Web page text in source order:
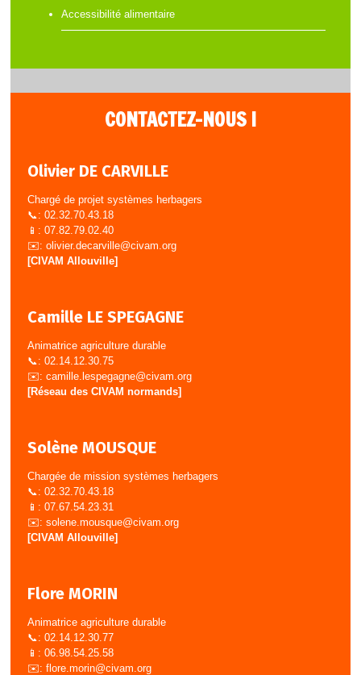
Accessibilité alimentaire
CONTACTEZ-NOUS !
Olivier DE CARVILLE
Chargé de projet systèmes herbagers
📞: 02.32.70.43.18
📱: 07.82.79.02.40
✉️: olivier.decarville@civam.org
[CIVAM Allouville]
Camille LE SPEGAGNE
Animatrice agriculture durable
📞: 02.14.12.30.75
✉️: camille.lespegagne@civam.org
[Réseau des CIVAM normands]
Solène MOUSQUE
Chargée de mission systèmes herbagers
📞: 02.32.70.43.18
📱: 07.67.54.23.31
✉️: solene.mousque@civam.org
[CIVAM Allouville]
Flore MORIN
Animatrice agriculture durable
📞: 02.14.12.30.77
📱: 06.98.54.25.58
✉️: flore.morin@civam.org